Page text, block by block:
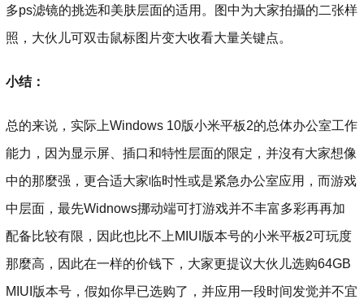
多ps滤镜的挑选和美肤层面的适用。图中为大家拍攝的二张样
照，大伙儿可双击鼠标图片变大收看大量关键点。
小结：
总的来说，实际上Windows 10版小米平板2的总体办公室工作
能力，因为显示屏、插口和特性层面的限定，并沒有大家想像
中的那麼强，更合适大家临时性或是紧急办公室应用，而游戏
中层面，最先Widnows挪动端可打游戏并不丰富多彩再再加
配备比较有限，因此也比不上MIUI版本号的小米平板2可玩度
那麼高，因此在一样的价钱下，大家更提议大伙儿选购64GB
MIUI版本号，假如你早已选购了，并应用一段时间发觉并不宜